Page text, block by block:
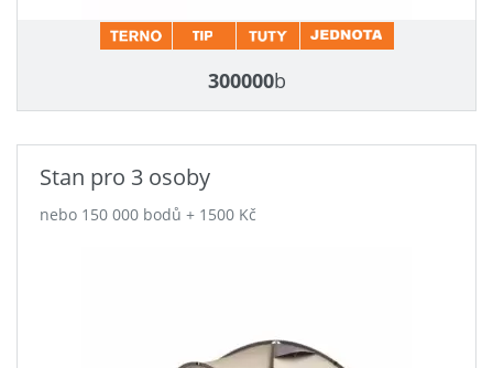
300000b
Stan pro 3 osoby
nebo 150 000 bodů + 1500 Kč